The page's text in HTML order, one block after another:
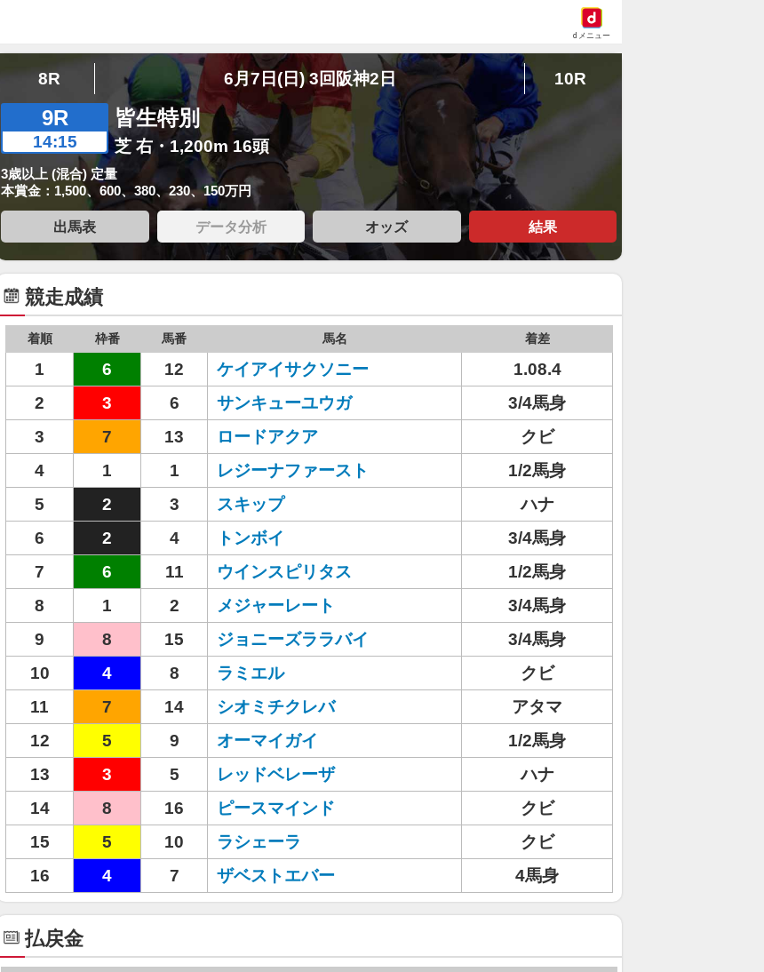
dメニュー
8R 6月7日(日) 3回阪神2日 10R
9R
14:15
皆生特別
芝 右・1,200m 16頭
3歳以上 (混合) 定量
本賞金：1,500、600、380、230、150万円
出馬表 データ分析 オッズ 結果
競走成績
着順 枠番 馬番 馬名 着差
1 6 12 ケイアイサクソニー
1.08.4
2
3 6 サンキューユウガ
3/4馬身
3
7 13 ロードアクア
クビ
4
1 1 レジーナファースト
1/2馬身
5
2 3 スキップ
ハナ
6
2 4 トンボイ
3/4馬身
7
6 11 ウインスピリタス
1/2馬身
8
1 2 メジャーレート
3/4馬身
9
8 15 ジョニーズララバイ
3/4馬身
10
4 8 ラミエル
クビ
11
7 14 シオミチクレバ
アタマ
12
5 9 オーマイガイ
1/2馬身
13
3 5 レッドベレーザ
ハナ
14
8 16 ピースマインド
クビ
15
5 10 ラシェーラ
クビ
16
4 7 ザベストエバー 4馬身
払戻金